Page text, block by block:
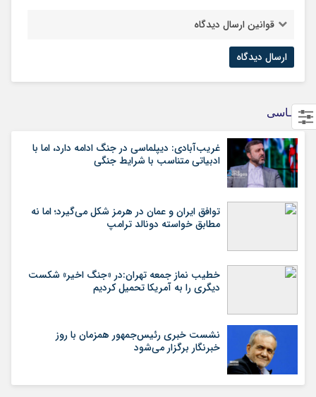
قوانین ارسال دیدگاه
سیـاسی
غریب‌آبادی: دیپلماسی در جنگ ادامه دارد، اما با
ادبیاتی متناسب با شرایط جنگی
توافق ایران و عمان در هرمز شکل می‌گیرد؛ اما نه
مطابق خواسته دونالد ترامپ
خطیب نماز جمعه تهران:در «جنگ اخیر» شکست
دیگری را به آمریکا تحمیل کردیم
نشست خبری رئیس‌جمهور همزمان با روز
خبرنگار برگزار می‌شود